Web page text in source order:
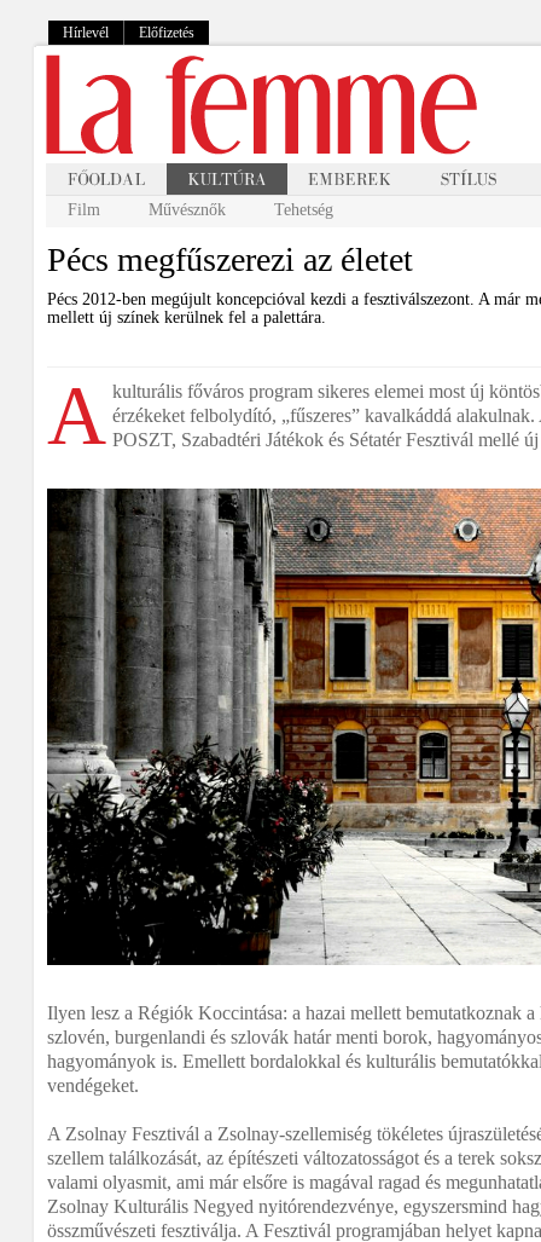
Hírlevél Előfizetés
Film Művésznők Tehetség
Pécs megfűszerezi az életet
Pécs 2012-ben megújult koncepcióval kezdi a fesztiválszezont. A már
mellett új színek kerülnek fel a palettára.
A kulturális főváros program sikeres elemei most új
érzékeket felbolydító, „fűszeres” kavalkáddá
POSZT, Szabadtéri Játékok és Sétatér Fesztivál mellé
Ilyen lesz a Régiók Koccintása: a hazai mellett bemutatkoznak
szlovén, burgenlandi és szlovák határ menti borok,
hagyományok is. Emellett bordalokkal és kulturális
vendégeket.
A Zsolnay Fesztivál a Zsolnay-szellemiség tökéletes
szellem találkozását, az építészeti változatosságot és a terek
valami olyasmit, ami már elsőre is magával ragad és
Zsolnay Kulturális Negyed nyitórendezvénye, egyszersmind
összművészeti fesztiválja. A Fesztivál programjában helyet